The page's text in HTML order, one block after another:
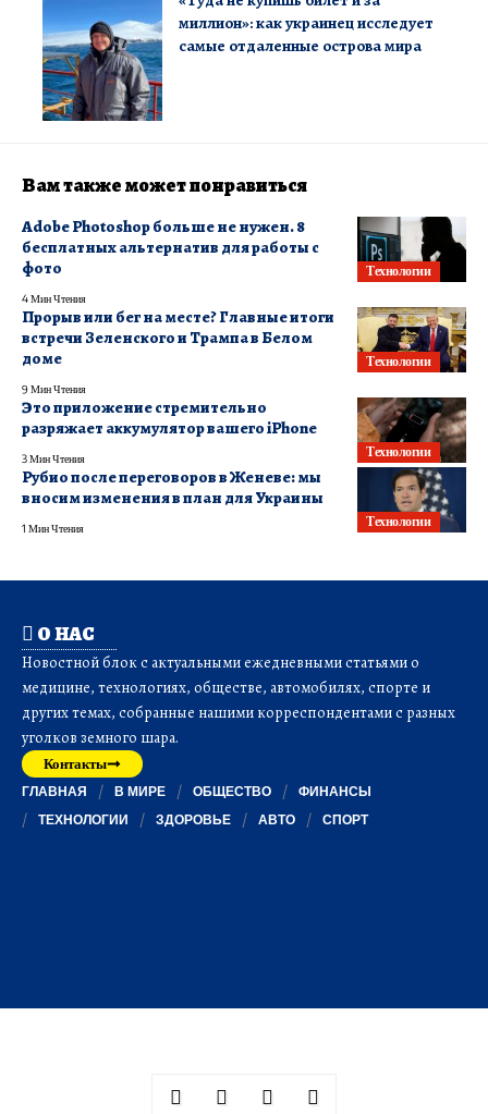
миллион»: как украинец исследует
самые отдаленные острова мира
Вам также может понравиться
Технологии
Adobe Photoshop больше не нужен. 8
бесплатных альтернатив для работы с
фото
4 Мин Чтения
Технологии
Прорыв или бег на месте? Главные итоги
встречи Зеленского и Трампа в Белом
доме
9 Мин Чтения
Технологии
Это приложение стремительно
разряжает аккумулятор вашего iPhone
3 Мин Чтения
Технологии
Рубио после переговоров в Женеве: мы
вносим изменения в план для Украины
1 Мин Чтения
О НАС
Новостной блок с актуальными ежедневными статьями о
медицине, технологиях, обществе, автомобилях, спорте и
других темах, собранные нашими корреспондентами с разных
уголков земного шара.
Контакты
ГЛАВНАЯ В МИРЕ ОБЩЕСТВО
ФИНАНСЫ
ТЕХНОЛОГИИ
ЗДОРОВЬЕ АВТО СПОРТ